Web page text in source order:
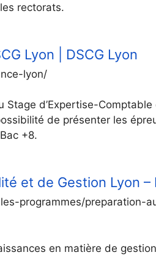
rectorats.
Lyon | DSCG Lyon
lyon/
Stage d’Expertise-
de présenter les
+8.
et de Gestion Lyon –
programmes/preparation-
en matière de